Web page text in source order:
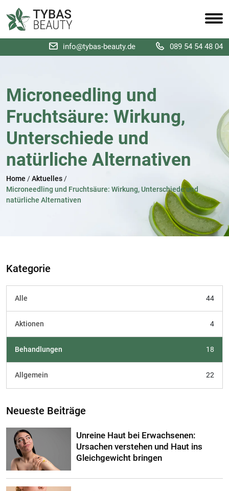
info@tybas-beauty.de 089 54 54 48 04
Microneedling und
Fruchtsäure: Wirkung,
Unterschiede und
natürliche Alternativen
Home /Aktuelles /
Microneedling und Fruchtsäure: Wirkung, Unterschiede und
natürliche Alternativen
Kategorie
Alle 44
Aktionen 4
Behandlungen 18
Allgemein 22
Neueste Beiträge
Unreine Haut bei Erwachsenen:
Ursachen verstehen und Haut ins
Gleichgewicht bringen